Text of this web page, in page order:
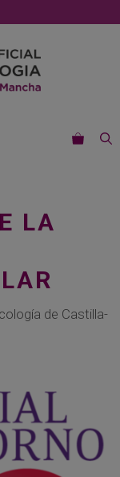
LA
de Castilla-